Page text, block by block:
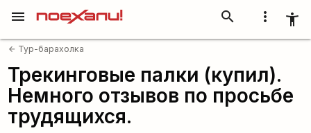
more_vert accessibility_new
search
menu
arrow_back Тур-барахолка
Трекинговые палки (купил).
Немного отзывов по просьбе
трудящихся.